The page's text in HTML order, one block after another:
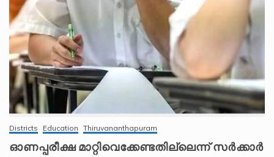
Districts Education Thiruvananthapuram
ഓണപ്പരീക്ഷ മാറ്റിവെക്കേണ്ടതില്ലെന്ന് സർക്കാർ